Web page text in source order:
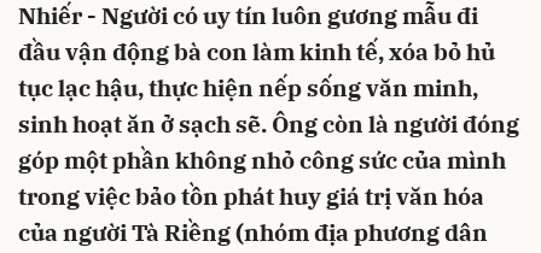
Nhiếr - Người có uy tín luôn gương mẫu đi
đầu vận động bà con làm kinh tế, xóa bỏ hủ
tục lạc hậu, thực hiện nếp sống văn minh,
sinh hoạt ăn ở sạch sẽ. Ông còn là người đóng
góp một phần không nhỏ công sức của mình
trong việc bảo tồn phát huy giá trị văn hóa
của người Tà Riềng (nhóm địa phương dân